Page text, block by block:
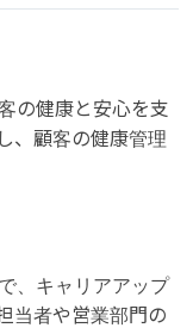
の健康と安心を支
、顧客の健康管理
、キャリアアップ
当者や営業部門の